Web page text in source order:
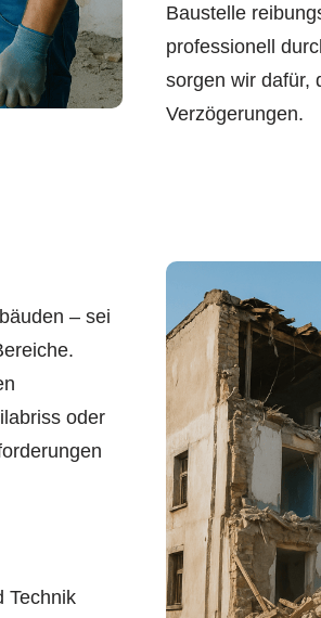
Baustelle
professionell
sorgen wir dafür,
Verzögerungen.
– sei
oder
Technik